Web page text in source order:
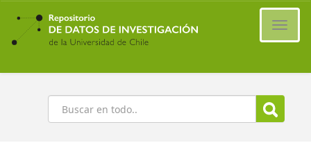
Ir
contenido
principal
Buscar